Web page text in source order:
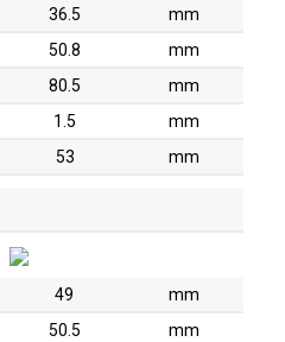
36.5
mm
50.8
mm
80.5
mm
1.5
mm
53 mm
49
mm
50.5
mm